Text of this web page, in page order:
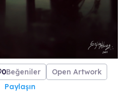
0Beğeniler
Open Artwork
Paylaşın